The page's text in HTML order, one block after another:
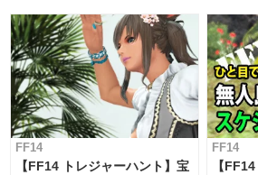
FF14
【FF14 トレジャーハント】宝
FF14
【